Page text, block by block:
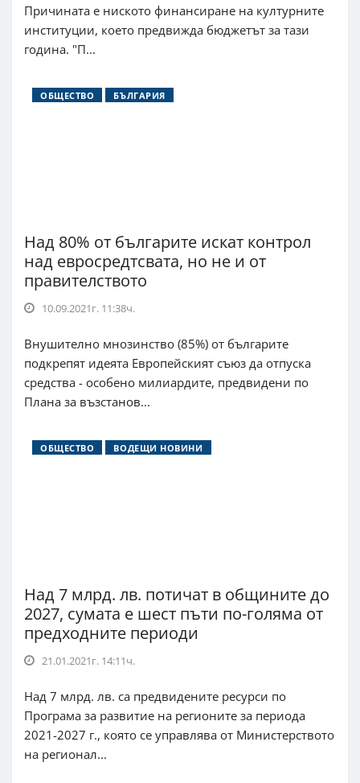
Причината е ниското финансиране на културните
институции, което предвижда бюджетът за тази
година. "П...
ОБЩЕСТВО БЪЛГАРИЯ
Над 80% от българите искат контрол
над евросредтсвата, но не и от
правителството
10.09.2021г. 11:38ч.
Внушително мнозинство (85%) от българите
подкрепят идеята Европейският съюз да отпуска
средства - особено милиардите, предвидени по
Плана за възстанов...
ОБЩЕСТВО ВОДЕЩИ НОВИНИ
Над 7 млрд. лв. потичат в общините до
2027, сумата е шест пъти по-голяма от
предходните периоди
21.01.2021г. 14:11ч.
Над 7 млрд. лв. са предвидените ресурси по
Програма за развитие на регионите за периода
2021-2027 г., която се управлява от Министерството
на регионал...